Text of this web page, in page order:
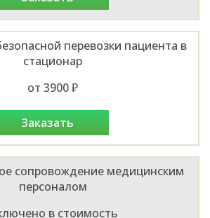
перевозки пациента в
стационар
от 3900 ₽
заказать
сопровождение медицинским
персоналом
в стоимость